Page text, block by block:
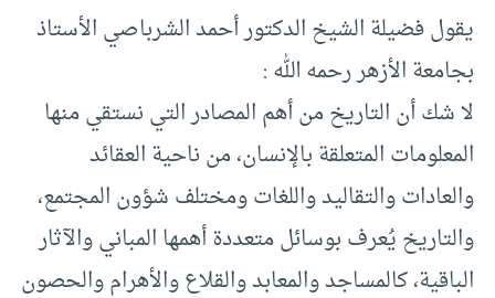
يقول فضيلة الشيخ الدكتور أحمد الشرباصي الأستاذ
بجامعة الأزهر رحمه الله :
لا شك أن التاريخ من أهم المصادر التي نستقي منها
المعلومات المتعلقة بالإنسان، من ناحية العقائد
والعادات والتقاليد واللغات ومختلف شؤون المجتمع،
والتاريخ يُعرف بوسائل متعددة أهمها المباني والآثار
الباقية، كالمساجد والمعابد والقلاع والأهرام والحصون